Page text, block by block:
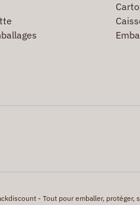
- Tout pour emballer, protéger,